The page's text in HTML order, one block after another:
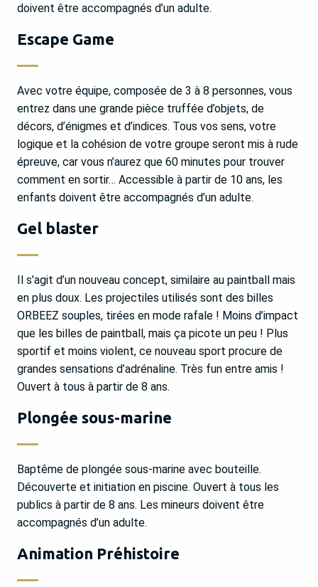
doivent être accompagnés d’un adulte.
Escape Game
Avec votre équipe, composée de 3 à 8 personnes, vous
entrez dans une grande pièce truffée d’objets, de
décors, d’énigmes et d’indices. Tous vos sens, votre
logique et la cohésion de votre groupe seront mis à rude
épreuve, car vous n’aurez que 60 minutes pour trouver
comment en sortir… Accessible à partir de 10 ans, les
enfants doivent être accompagnés d’un adulte.
Gel blaster
Il s’agit d’un nouveau concept, similaire au paintball mais
en plus doux. Les projectiles utilisés sont des billes
ORBEEZ souples, tirées en mode rafale ! Moins d’impact
que les billes de paintball, mais ça picote un peu ! Plus
sportif et moins violent, ce nouveau sport procure de
grandes sensations d’adrénaline. Très fun entre amis !
Ouvert à tous à partir de 8 ans.
Plongée sous-marine
Baptême de plongée sous-marine avec bouteille.
Découverte et initiation en piscine. Ouvert à tous les
publics à partir de 8 ans. Les mineurs doivent être
accompagnés d’un adulte.
Animation Préhistoire